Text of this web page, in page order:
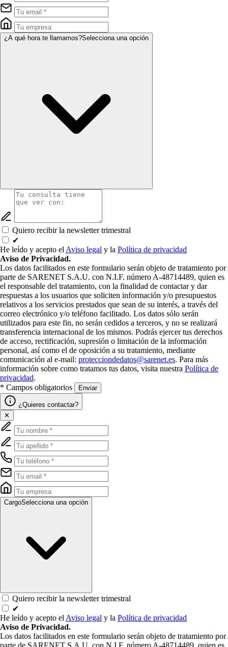
¿A qué hora te llamamos?Selecciona una opción
Quiero recibir la newsletter trimestral
✔
He leído y acepto el Aviso legal y la Política de privacidad
Aviso de Privacidad.
Los datos facilitados en este formulario serán objeto de tratamiento por
parte de SARENET S.A.U. con N.I.F. número A-48714489, quien es
el responsable del tratamiento, con la finalidad de contactar y dar
respuestas a los usuarios que soliciten información y/o presupuestos
relativos a los servicios prestados que sean de su interés, a través del
correo electrónico y/o teléfono facilitado. Los datos sólo serán
utilizados para este fin, no serán cedidos a terceros, y no se realizará
transferencia internacional de los mismos. Podrás ejercer tus derechos
de acceso, rectificación, supresión o limitación de la información
personal, así como el de oposición a su tratamiento, mediante
comunicación al e-mail: protecciondedatos@sarenet.es. Para más
información sobre como tratamos tus datos, visita nuestra Política de
privacidad.
* Campos obligatorios
Enviar
¿Quieres contactar?
✕
CargoSelecciona una opción
Quiero recibir la newsletter trimestral
✔
He leído y acepto el Aviso legal y la Política de privacidad
Aviso de Privacidad.
Los datos facilitados en este formulario serán objeto de tratamiento por
parte de SARENET S.A.U. con N.I.F. número A-48714489, quien es